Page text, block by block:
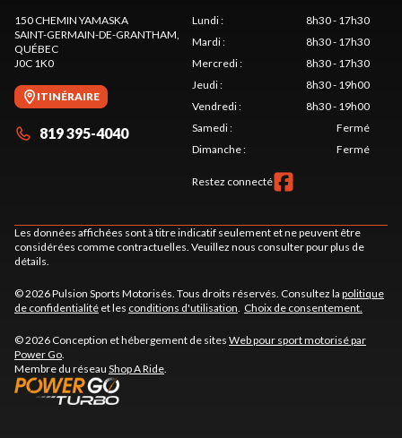
150 CHEMIN YAMASKA
SAINT-GERMAIN-DE-GRANTHAM,
QUÉBEC
J0C 1K0
ITINÉRAIRE
819 395-4040
Lundi:
8h30 - 17h30
Mardi:
8h30 - 17h30
Mercredi:
8h30 - 17h30
Jeudi:
8h30 - 19h00
Vendredi:
8h30 - 19h00
Samedi:
Fermé
Dimanche: Fermé
Restez connecté
Les données affichées sont à titre indicatif seulement et ne peuvent être
considérées comme contractuelles. Veuillez nous consulter pour plus de
détails.
© 2026 Pulsion Sports Motorisés. Tous droits réservés. Consultez la politique
de confidentialité et les conditions d'utilisation. Choix de consentement.
© 2026 Conception et hébergement de sites Web pour sport motorisé par
Power Go.
Membre du réseau Shop A Ride.